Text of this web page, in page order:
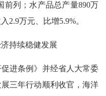
前列；水产品总产量890万
2.9万元、比增5.9%。
持续稳健发展
进条例》并经省人大常委
三年行动顺利收官，海洋